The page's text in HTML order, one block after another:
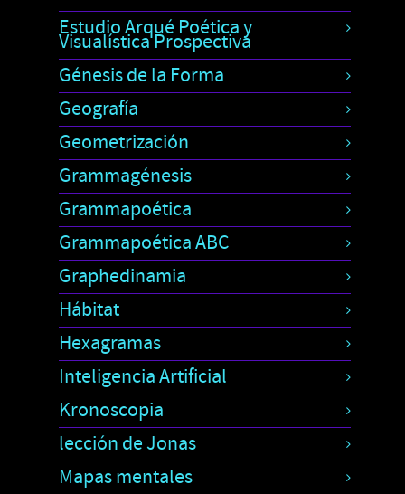
Estudio Arqué Poética y
Visualística Prospectiva
Génesis de la Forma
Geografía
Geometrización
Grammagénesis
Grammapoética
Grammapoética ABC
Graphedinamia
Hábitat
Hexagramas
Inteligencia Artificial
Kronoscopia
lección de Jonas
Mapas mentales